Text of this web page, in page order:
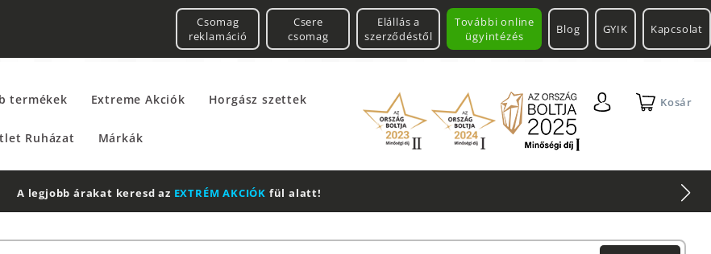
További online
ügyintézés
Csomag
reklamáció
Csere
csomag
Elállás a
szerződéstől
Blog GYIK Kapcsolat
termékek Extreme Akciók Horgász szettek
Ruházat Márkák
Kosár
2 db Shimano Aero Technium +LeathermanMultitool